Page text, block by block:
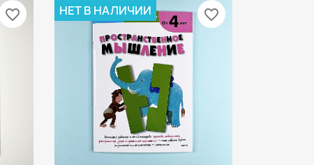
favorite_border НЕТ В НАЛИЧИИ favorite_border